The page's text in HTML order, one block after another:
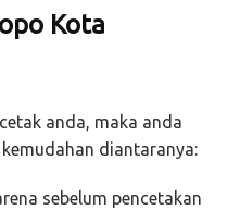
Kota
anda, maka anda
diantaranya:
sebelum pencetakan